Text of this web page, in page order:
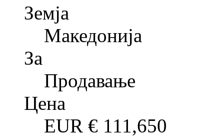
Земја
Македонија
За
Продавање
Цена
EUR € 111,650